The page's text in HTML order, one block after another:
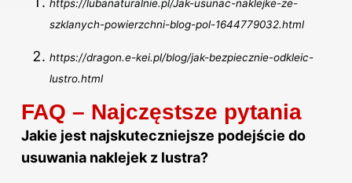
https://lubanaturalnie.pl/Jak-usunac-naklejke-ze-
szklanych-powierzchni-blog-pol-1644779032.html
https://dragon.e-kei.pl/blog/jak-bezpiecznie-odkleic-
lustro.html
FAQ – Najczęstsze pytania
Jakie jest najskuteczniejsze podejście do
usuwania naklejek z lustra?